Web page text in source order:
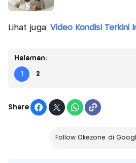
Lihat juga: Video Kondisi Terkini
Halaman:
1 2
Share
Follow Okezone di